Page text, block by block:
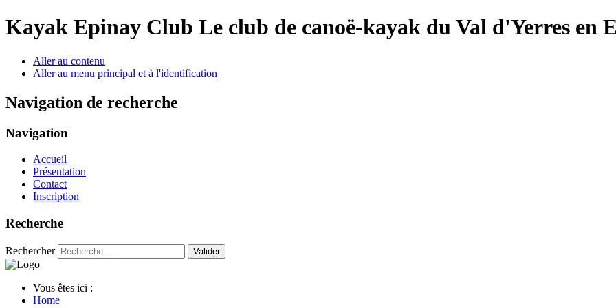
Kayak Epinay Club Le club de canoë-kayak du Val d'Yerres en
Aller au contenu
Aller au menu principal et à l'identification
Navigation de recherche
Navigation
Accueil
Présentation
Contact
Inscription
Recherche
Rechercher Valider
Vous êtes ici :
Home